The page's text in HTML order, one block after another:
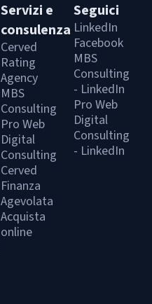
Servizi e
consulenza
Cerved
Rating
Agency
MBS
Consulting
Pro Web
Digital
Consulting
Cerved
Finanza
Agevolata
Acquista
online
Seguici
LinkedIn
Facebook
MBS
Consulting
- LinkedIn
Pro Web
Digital
Consulting
- LinkedIn